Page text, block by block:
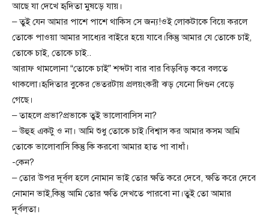
আছে যা দেখে হৃদিতা মুষড়ে যায়।
– তুই যেন আমার পাশে পাশে থাকিস সে জন্য!ওই লোকটাকে বিয়ে করলে
তোকে পাওয়া আমার সাধ্যের বাইরে হয়ে যাবে।কিন্তু আমার যে তোকে চাই,
তোকে চাই, তোকে চাই..
আরাফ থামলোনা “তোকে চাই” শব্দটা বার বার বিড়বিড় করে বলতে
থাকলো।হৃদিতার বুকের ভেতরটায় প্রলয়ংকরী ঝড় যেনো দিগুন বেড়ে
গেছে।
– তাহলে প্রভা?প্রভাকে তুই ভালোবাসিস না?
– উহুহ একটু ও না। আমি শুধু তোকে চাই।বিশ্বাস কর আমার কসম আমি
তোকে ভালোবাসি কিন্তু কি করবো আমার হাত পা বাধাঁ।
-কেন?
– তোর উপর দূর্বল হলে নোমান ভাই তোর ক্ষতি করে দেবে, ক্ষতি করে দেবে
নোমান ভাই,কিন্তু আমি তোর ক্ষতি দেখতে পারবো না।তুই তো আমার
দূর্বলতা।